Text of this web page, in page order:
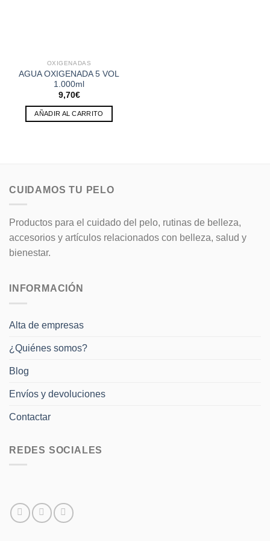
OXIGENADAS
AGUA OXIGENADA 5 VOL
1.000ml
9,70€
AÑADIR AL CARRITO
CUIDAMOS TU PELO
Productos para el cuidado del pelo, rutinas de belleza,
accesorios y artículos relacionados con belleza, salud y
bienestar.
INFORMACIÓN
Alta de empresas
¿Quiénes somos?
Blog
Envíos y devoluciones
Contactar
REDES SOCIALES